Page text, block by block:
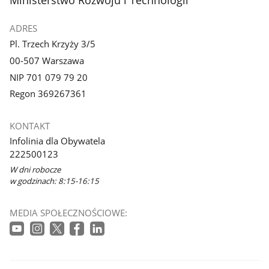
ADRES
Pl. Trzech Krzyży 3/5
00-507 Warszawa
NIP 701 079 79 20
Regon 369267361
KONTAKT
Infolinia dla Obywatela
222500123
W dni robocze
w godzinach: 8:15-16:15
MEDIA SPOŁECZNOŚCIOWE: